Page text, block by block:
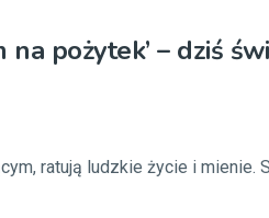
na pożytek’ – dziś
ratują ludzkie życie i mienie.